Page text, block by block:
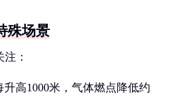
殊场景
：
高1000米，气体燃点降低约